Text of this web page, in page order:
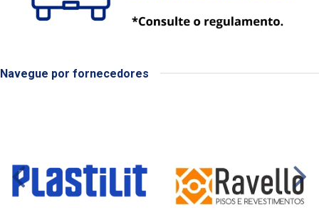
Navegue por fornecedores